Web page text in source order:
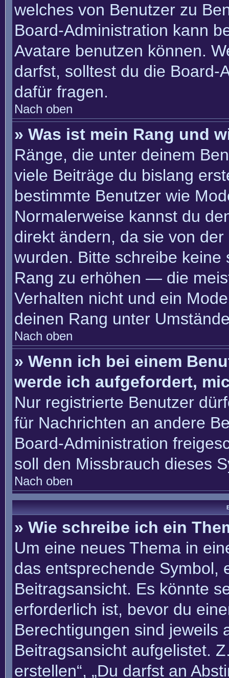
welches von Benutzer zu
Board-Administration kann
Avatare benutzen können.
darfst, solltest du die Board-
dafür fragen.
Nach oben
» Was ist mein Rang und
Ränge, die unter deinem
viele Beiträge du bislang
bestimmte Benutzer wie
Normalerweise kannst du
direkt ändern, da sie von
wurden. Bitte schreibe
Rang zu erhöhen — die
Verhalten nicht und ein
deinen Rang unter
Nach oben
» Wenn ich bei einem
werde ich aufgefordert,
Nur registrierte Benutzer
für Nachrichten an andere
Board-Administration
soll den Missbrauch dieses
Nach oben
» Wie schreibe ich ein
Um eine neues Thema in
das entsprechende Symbol,
Beitragsansicht. Es könnte
erforderlich ist, bevor du
Berechtigungen sind jeweils
Beitragsansicht aufgelistet.
erstellen“, „Du darfst an